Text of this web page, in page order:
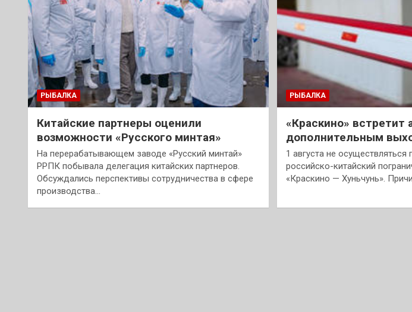
РЫБАЛКА
Китайские партнеры оценили
возможности «Русского минтая»
На перерабатывающем заводе «Русский минтай»
РРПК побывала делегация китайских партнеров.
Обсуждались перспективы сотрудничества в сфере
производства…
РЫБАЛКА
«Краскино» встретит
дополнительным
1 августа не
российско-китайский
«Краскино — Хуньчунь».